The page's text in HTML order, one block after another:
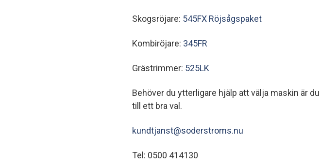
Skogsröjare: 545FX Röjsågspaket
Kombiröjare: 345FR
Grästrimmer: 525LK
Behöver du ytterligare hjälp att välja maskin är
till ett bra val.
kundtjanst@soderstroms.nu
Tel: 0500 414130